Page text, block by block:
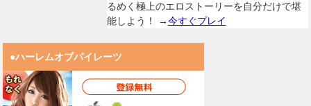
るめく極上のエロストーリーを自分だけで堪
能しよう！ →今すぐプレイ
●ハーレムオブパイレーツ